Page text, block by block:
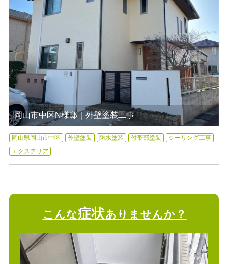
岡山市中区N様邸｜外壁塗装工事
岡山県岡山市中区 外壁塗装 防水塗装 付帯部塗装
シーリング工事
エクステリア
こんな症状ありませんか？